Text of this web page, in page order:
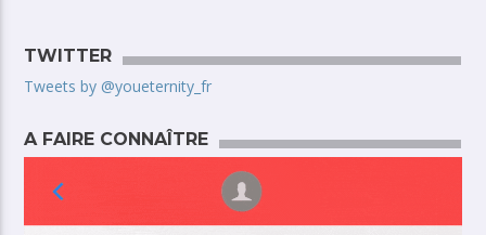
TWITTER
Tweets by @youeternity_fr
A FAIRE CONNAÎTRE